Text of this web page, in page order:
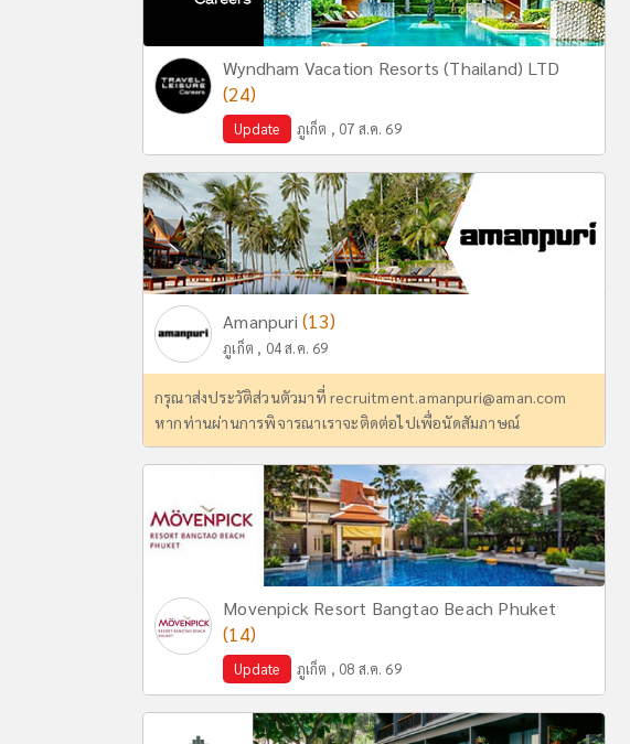
Wyndham Vacation Resorts (Thailand) LTD
(24)
Update ภูเก็ต , 07 ส.ค. 69
Amanpuri(13)
ภูเก็ต , 04 ส.ค. 69
กรุณาส่งประวัติส่วนตัวมาที่ recruitment.amanpuri@aman.com
หากท่านผ่านการพิจารณาเราจะติดต่อไปเพื่อนัดสัมภาษณ์
Movenpick Resort Bangtao Beach Phuket
(14)
Update ภูเก็ต , 08 ส.ค. 69